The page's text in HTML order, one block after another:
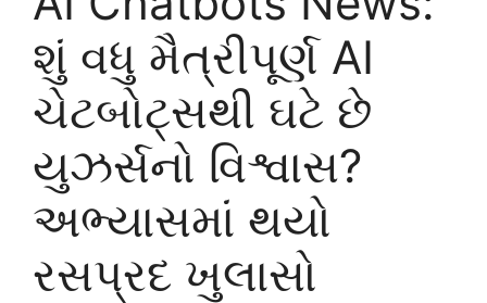
શું વધુ મૈત્રીપૂર્ણ AI
ચેટબોટ્સથી ઘટે છે
યુઝર્સનો વિશ્વાસ?
અભ્યાસમાં થયો
રસપ્રદ ખુલાસો